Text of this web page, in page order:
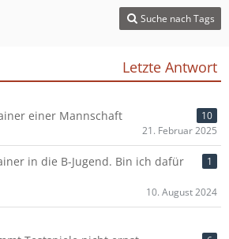
Suche nach Tags
Letzte Antwort
einer Mannschaft
10
21. Februar 2025
in die B-Jugend. Bin ich dafür
1
10. August 2024